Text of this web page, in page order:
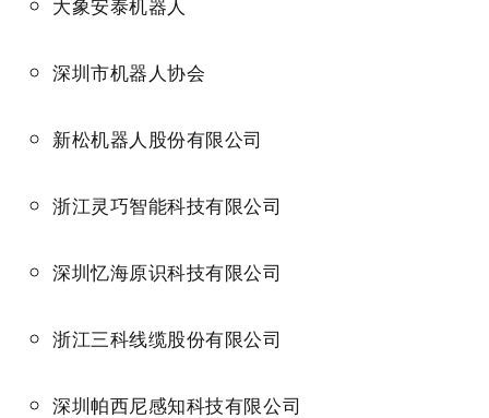
深圳市机器人协会
新松机器人股份有限公司
浙江灵巧智能科技有限公司
深圳忆海原识科技有限公司
浙江三科线缆股份有限公司
深圳帕西尼感知科技有限公司